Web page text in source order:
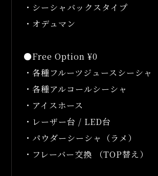
・シーシャバックスタイプ
・オデュマン
●Free Option ¥0
・各種フルーツジュースシーシャ
・各種アルコールシーシャ
・アイスホース
・レーザー台 / LED台
・パウダーシーシャ（ラメ）
・フレーバー交換 （TOP替え）